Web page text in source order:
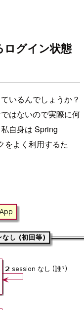
グイン状態
いるんでしょうか？
はないので実際に何
自身は Spring
をよく利用するた